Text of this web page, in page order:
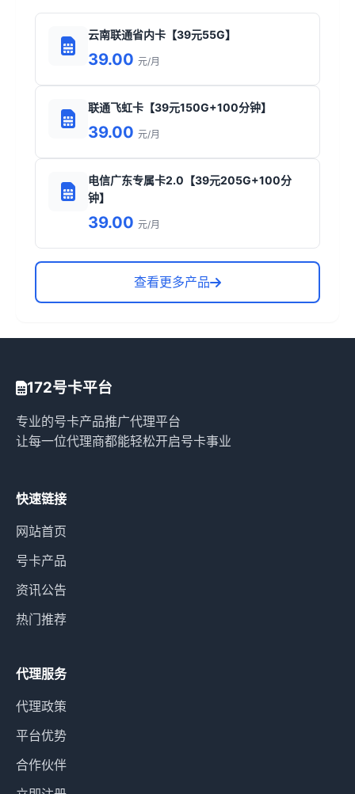
云南联通省内卡【39元55G】
39.00 元/月
联通飞虹卡【39元150G+100分钟】
39.00 元/月
电信广东专属卡2.0【39元205G+100分
钟】
39.00 元/月
查看更多产品
172号卡平台
专业的号卡产品推广代理平台
让每一位代理商都能轻松开启号卡事业
快速链接
网站首页
号卡产品
资讯公告
热门推荐
代理服务
代理政策
平台优势
合作伙伴